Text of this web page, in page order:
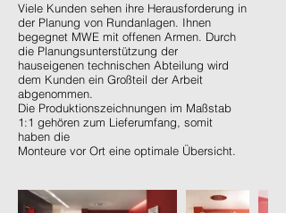
Viele Kunden sehen ihre Herausforderung in
der Planung von Rundanlagen. Ihnen
begegnet MWE mit offenen Armen. Durch
die Planungsunterstützung der
hauseigenen technischen Abteilung wird
dem Kunden ein Großteil der Arbeit
abgenommen.
Die Produktionszeichnungen im Maßstab
1:1 gehören zum Lieferumfang, somit
haben die
Monteure vor Ort eine optimale Übersicht.